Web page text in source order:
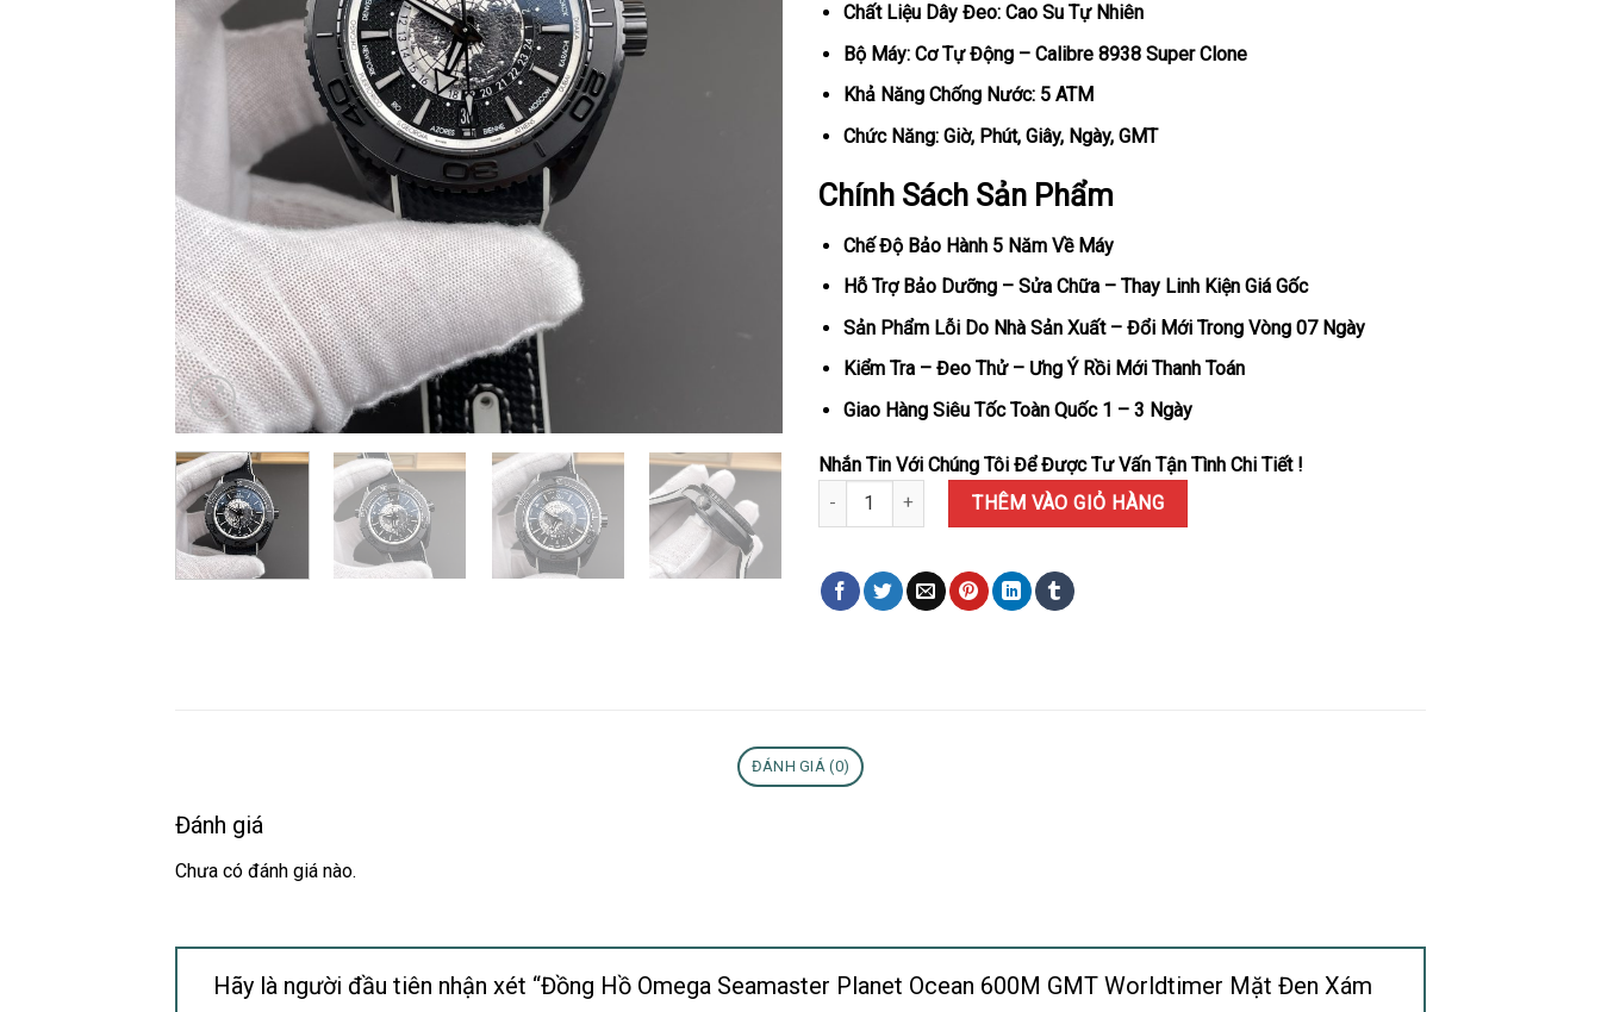
Chất Liệu Dây Đeo: Cao Su Tự Nhiên
Bộ Máy: Cơ Tự Động – Calibre 8938 Super Clone
Khả Năng Chống Nước: 5 ATM
Chức Năng: Giờ, Phút, Giây, Ngày, GMT
Chính Sách Sản Phẩm
Chế Độ Bảo Hành 5 Năm Về Máy
Hỗ Trợ Bảo Dưỡng – Sửa Chữa – Thay Linh Kiện Giá Gốc
Sản Phẩm Lỗi Do Nhà Sản Xuất – Đổi Mới Trong Vòng 07 Ngày
Kiểm Tra – Đeo Thử – Ưng Ý Rồi Mới Thanh Toán
Giao Hàng Siêu Tốc Toàn Quốc 1 – 3 Ngày
Nhắn Tin Với Chúng Tôi Để Được Tư Vấn Tận Tình Chi Tiết !
Đồng Hồ Omega Seamaster Planet Ocean 600M GMT Worldtimer Mặt Đen Xám Replica 1:1 VSF
THÊM VÀO GIỎ HÀNG
ĐÁNH GIÁ (0)
Đánh giá
Chưa có đánh giá nào.
Hãy là người đầu tiên nhận xét “Đồng Hồ Omega Seamaster Planet Ocean 600M GMT Worldtimer Mặt Đen Xám